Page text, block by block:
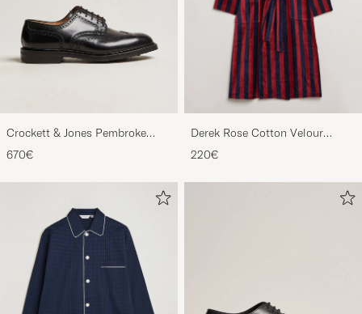
Crockett & Jones Pembroke
Derbys Black Calf
670€
Derek Rose Cotton Velour
Striped Gown Red/Blue
220€